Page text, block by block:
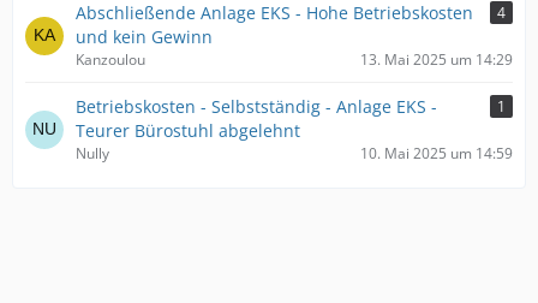
Abschließende Anlage EKS - Hohe Betriebskosten
und kein Gewinn
4
Kanzoulou 13. Mai 2025 um 14:29
Betriebskosten - Selbstständig - Anlage EKS -
Teurer Bürostuhl abgelehnt
1
Nully 10. Mai 2025 um 14:59